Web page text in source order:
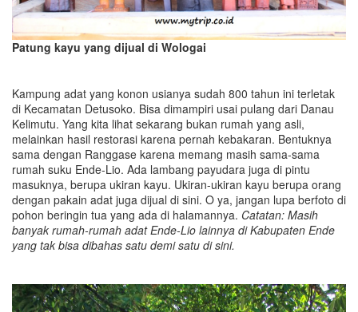
Patung kayu yang dijual di Wologai
Kampung adat yang konon usianya sudah 800 tahun ini terletak
di Kecamatan Detusoko. Bisa dimampiri usai pulang dari Danau
Kelimutu. Yang kita lihat sekarang bukan rumah yang asli,
melainkan hasil restorasi karena pernah kebakaran. Bentuknya
sama dengan Ranggase karena memang masih sama-sama
rumah suku Ende-Lio. Ada lambang payudara juga di pintu
masuknya, berupa ukiran kayu. Ukiran-ukiran kayu berupa orang
dengan pakain adat juga dijual di sini. O ya, jangan lupa berfoto di
pohon beringin tua yang ada di halamannya. Catatan: Masih
banyak rumah-rumah adat Ende-Lio lainnya di Kabupaten Ende
yang tak bisa dibahas satu demi satu di sini.